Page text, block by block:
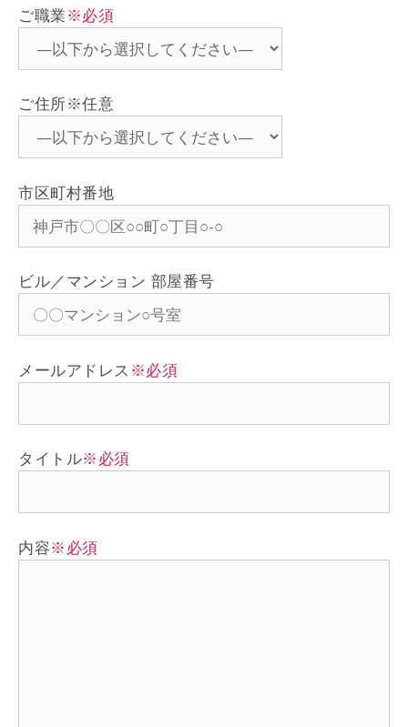
ご職業 ※必須
ご住所※任意
市区町村番地
ビル／マンション 部屋番号
メールアドレス ※必須
タイトル※必須
内容※必須